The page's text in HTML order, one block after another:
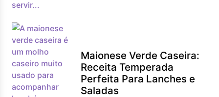
Maionese Verde Caseira:
Receita Temperada
Perfeita Para Lanches e
Saladas